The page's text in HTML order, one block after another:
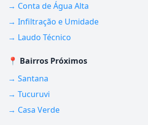
→ Conta de Água Alta
→ Infiltração e Umidade
→ Laudo Técnico
📍 Bairros Próximos
→ Santana
→ Tucuruvi
→ Casa Verde